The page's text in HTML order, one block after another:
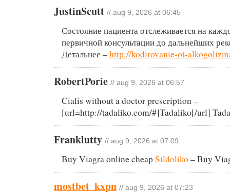
JustinScutt // aug 9, 2026 at 06:45
Состояние пациента отслеживается на
первичной консультации до дальнейших
Детальнее –http://kodirovanie-ot-
RobertPorie // aug 9, 2026 at 06:57
Cialis without a doctor prescription –
[url=http://tadaliko.com/#]Tadaliko[/url]
Franklutty // aug 9, 2026 at 07:09
Buy Viagra online cheapSildoliko– Buy
mostbet_kxpn // aug 9, 2026 at 07:23